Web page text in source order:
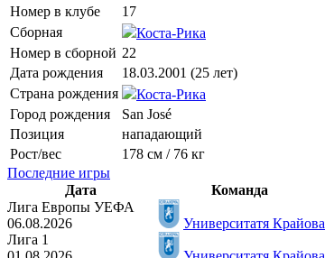
Номер в клубе
17
Сборная
Коста-Рика
Номер в сборной 22
Дата рождения
18.03.2001 (25 лет)
Страна рождения
Коста-Рика
Город рождения
San José
Позиция
нападающий
Рост/вес
178 см / 76 кг
Последние игры
Дата
Команда
Лига Европы УЕФА
06.08.2026
Университатя Крайова
Лига 1